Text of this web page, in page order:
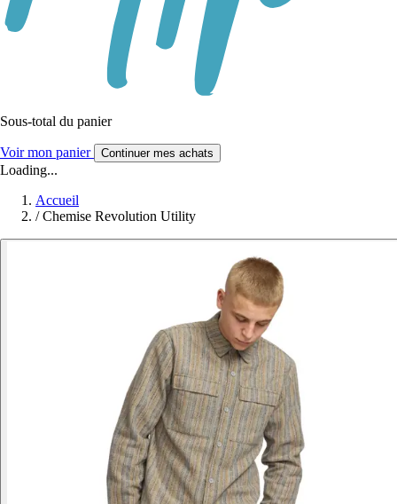
Sous-total du panier
Voir mon panier Continuer mes achats
Loading...
Accueil
/ Chemise Revolution Utility